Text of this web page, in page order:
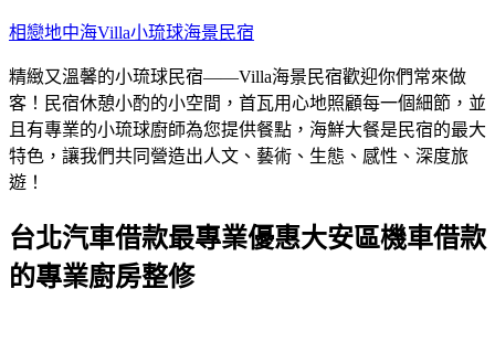
跳
主
要
內
容
相戀地中海Villa小琉球海景民宿
精緻又溫馨的小琉球民宿——Villa海景民宿歡迎你們常來做
客！民宿休憩小酌的小空間，首瓦用心地照顧每一個細節，並
且有專業的小琉球廚師為您提供餐點，海鮮大餐是民宿的最大
特色，讓我們共同營造出人文、藝術、生態、感性、深度旅
遊！
台北汽車借款最專業優惠大安區機車借款
的專業廚房整修